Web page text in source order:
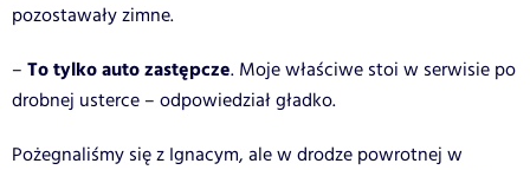
pozostawały zimne.
– To tylko auto zastępcze. Moje właściwe stoi w serwisie po
drobnej usterce – odpowiedział gładko.
Pożegnaliśmy się z Ignacym, ale w drodze powrotnej w